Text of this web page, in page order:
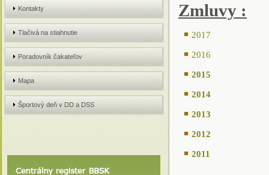
Kontakty
Tlačivá na stiahnutie
Poradovník čakateľov
Mapa
Športový deň v DD a DSS
Zmluvy :
2017
2016
2015
2014
2013
2012
2011